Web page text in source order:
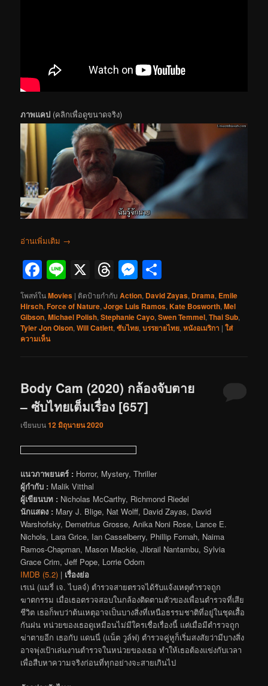
ภาพแคป (คลิกเพื่อดูขนาดจริง)
อ่านเพิ่มเติม →
Facebook
Line
X Threads
Messenger
โพสท์ในMovies | ติดป้ายกำกับ Action, David Zayas, Drama, Emile
Hirsch,Force of Nature,Jorge Luis Ramos,Kate Bosworth,Mel
Gibson,Michael Polish,Stephanie Cayo,Swen Temmel,Thai Sub,
Tyler Jon Olson,Will Catlett,ซับไทย,บรรยายไทย,หนังอเมริกา |ใส่
ความเห็น
Body Cam (2020) กล้องจับตาย
– ซับไทยเต็มเรื่อง [657]
เขียนบน12 มิถุนายน 2020
แนวภาพยนตร์ : Horror, Mystery, Thriller
ผู้กำกับ : Malik Vitthal
ผู้เขียนบท : Nicholas McCarthy, Richmond Riedel
นักแสดง : Mary J. Blige, Nat Wolff, David Zayas, David
Warshofsky, Demetrius Grosse, Anika Noni Rose, Lance E.
Nichols, Lara Grice, Ian Casselberry, Phillip Fornah, Naima
Ramos-Chapman, Mason Mackie, Jibrail Nantambu, Sylvia
Grace Crim, Jeff Pope, Lorrie Odom
IMDB (5.2) | เรื่องย่อ
เรเน่ (แมรี่ เจ. ไบลจ์) ตำรวจสายตรวจได้รับแจ้งเหตุตำรวจถูก
ฆาตกรรม เมื่อเธอตรวจสอบในกล้องติดตามตัวของเพื่อนตำรวจที่เสีย
ชีวิต เธอก็พบว่าต้นเหตุอาจเป็นบางสิ่งที่เหนือธรรมชาติที่อยู่ในชุดเสื้อ
กันฝน หน่วยของเธอดูเหมือนไม่มีใครเชื่อเรื่องนี้ แต่เมื่อมีตำรวจถูก
ฆ่าตายอีก เธอกับ แดนนี่ (แน็ต วูล์ฟ) ตำรวจคู่หูก็เริ่มสงสัยว่ามีบางสิ่ง
อาจพุ่งเป้าเล่นงานตำรวจในหน่วยของเธอ ทำให้เธอต้องแข่งกับเวลา
เพื่อสืบหาความจริงก่อนที่ทุกอย่างจะสายเกินไป